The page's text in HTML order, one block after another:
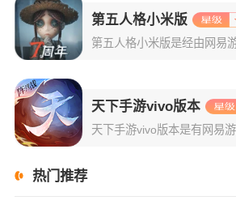
第五人格小米版
天下手游vivo版本
热门推荐